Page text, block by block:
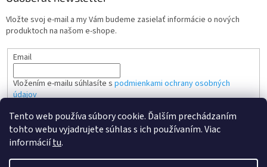
Tento web používa súbory cookie. Ďalším prechádzaním
tohto webu vyjadrujete súhlas s ich používaním. Viac
informáciítu.
Vložte svoj e-mail a my Vám budeme zasielať informácie o nových
produktoch na našom e-shope.
Email
Vložením e-mailu súhlasíte s podmienkami ochrany osobných
údajov
PRIHLÁSIŤ SA